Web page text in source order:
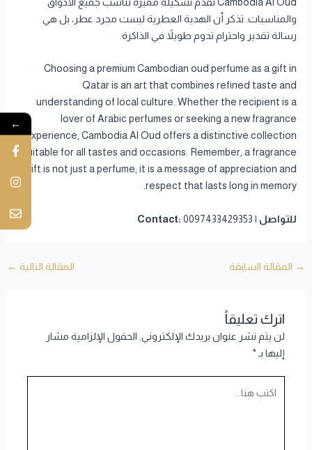
والمناسبات. تذكر أن الهدية العطرية ليست مجرد عطر، بل هي
رسالة تقدير واحترام تدوم طويلاً في الذاكرة.
Choosing a premium Cambodian oud perfume as a gift in
Qatar is an art that combines refined taste and
understanding of local culture. Whether the recipient is a
lover of Arabic perfumes or seeking a new fragrance
experience, Cambodia Al Oud offers a distinctive collection
suitable for all tastes and occasions. Remember, a fragrance
gift is not just a perfume; it is a message of appreciation and
respect that lasts long in memory.
للتواصل | Contact: 0097433429353
→ المقالة السابقة المقالة التالية ←
اترك تعليقاً
لن يتم نشر عنوان بريدك الإلكتروني. الحقول الإلزامية مشار
إليها بـ*
←